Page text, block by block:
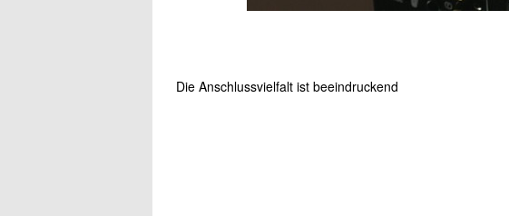
Die Anschlussvielfalt ist beeindruckend